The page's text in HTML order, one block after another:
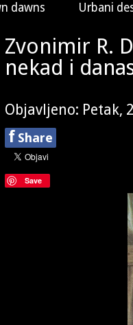
dawns Urbani
Zvonimir R.
nekad i
Objavljeno: Petak,
f Share
Save